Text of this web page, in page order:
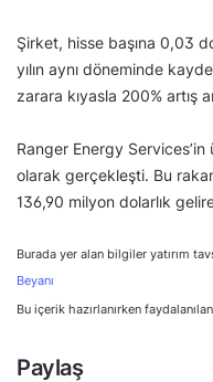
Şirket, hisse başına 0,03
yılın aynı döneminde
zarara kıyasla 200% artış
Ranger Energy
olarak gerçekleşti. Bu
136,90 milyon dolarlık
Burada yer alan bilgiler yatırım
Beyanı
Bu içerik hazırlanırken
Paylaş